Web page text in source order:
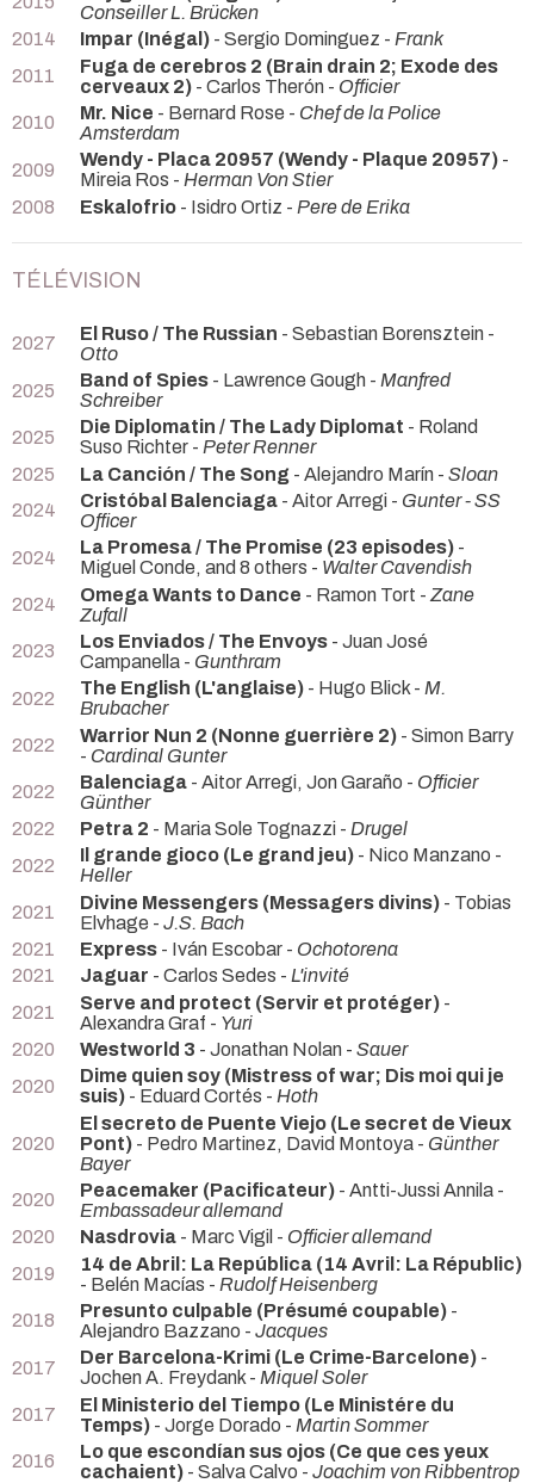
Conseiller L. Brücken
2014
Impar (Inégal) - Sergio Dominguez - Frank
2011
Fuga de cerebros 2 (Brain drain 2; Exode des
cerveaux 2) - Carlos Therón - Officier
2010
Mr. Nice - Bernard Rose - Chef de la Police
Amsterdam
2009
Wendy - Placa 20957 (Wendy - Plaque 20957) -
Mireia Ros - Herman Von Stier
2008
Eskalofrio - Isidro Ortiz - Pere de Erika
TÉLÉVISION
2027 El Ruso / The Russian - Sebastian Borensztein -
Otto
2025
Band of Spies - Lawrence Gough - Manfred
Schreiber
2025
Die Diplomatin / The Lady Diplomat - Roland
Suso Richter - Peter Renner
2025
La Canción / The Song - Alejandro Marín - Sloan
2024
Cristóbal Balenciaga - Aitor Arregi - Gunter - SS
Officer
2024
La Promesa / The Promise (23 episodes) -
Miguel Conde, and 8 others - Walter Cavendish
2024
Omega Wants to Dance - Ramon Tort - Zane
Zufall
2023
Los Enviados / The Envoys - Juan José
Campanella - Gunthram
2022
The English (L'anglaise) - Hugo Blick - M.
Brubacher
2022
Warrior Nun 2 (Nonne guerrière 2) - Simon Barry
- Cardinal Gunter
2022
Balenciaga - Aitor Arregi, Jon Garaño - Officier
Günther
2022
Petra 2 - Maria Sole Tognazzi - Drugel
2022
Il grande gioco (Le grand jeu) - Nico Manzano -
Heller
2021
Divine Messengers (Messagers divins) - Tobias
Elvhage - J.S. Bach
2021
Express - Iván Escobar - Ochotorena
2021
Jaguar - Carlos Sedes - L'invité
2021
Serve and protect (Servir et protéger) -
Alexandra Graf - Yuri
2020
Westworld 3 - Jonathan Nolan - Sauer
2020
Dime quien soy (Mistress of war; Dis moi qui je
suis) - Eduard Cortés - Hoth
2020
El secreto de Puente Viejo (Le secret de Vieux
Pont) - Pedro Martinez, David Montoya - Günther
Bayer
2020
Peacemaker (Pacificateur) - Antti-Jussi Annila -
Embassadeur allemand
2020
Nasdrovia - Marc Vigil - Officier allemand
2019
14 de Abril: La República (14 Avril: La Républic)
- Belén Macías - Rudolf Heisenberg
2018
Presunto culpable (Présumé coupable) -
Alejandro Bazzano - Jacques
2017
Der Barcelona-Krimi (Le Crime-Barcelone) -
Jochen A. Freydank - Miquel Soler
2017
El Ministerio del Tiempo (Le Ministére du
Temps) - Jorge Dorado - Martin Sommer
2016
Lo que escondían sus ojos (Ce que ces yeux
cachaient) - Salva Calvo - Joachim von Ribbentrop